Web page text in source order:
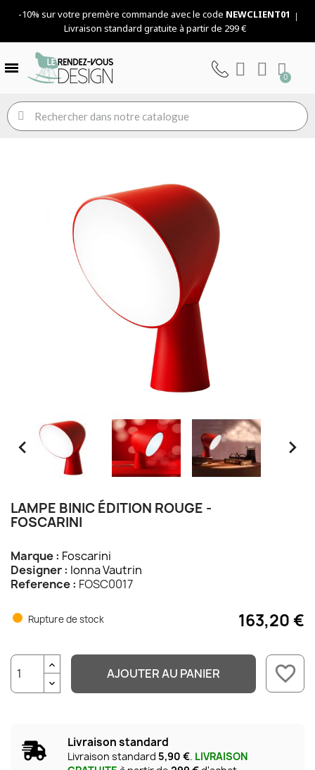
-10% sur votre premère commande avec le code NEWCLIENT01
Livraison standard gratuite à partir de 299 €
 
LAMPE BINIC ÉDITION ROUGE -
FOSCARINI
Marque : Foscarini
Designer : Ionna Vautrin
Reference : FOSC0017
Rupture de stock 163,20 €
AJOUTER AU PANIER favorite_border
Livraison standard
Livraison standard 5,90 €. LIVRAISON